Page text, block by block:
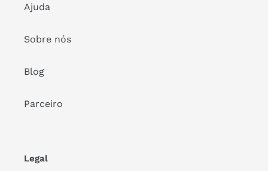
Ajuda
Sobre nós
Blog
Parceiro
Legal